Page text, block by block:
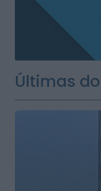
Últimas